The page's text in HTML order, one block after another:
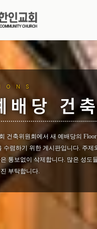
배당 건
건축위원회에서 새 예배당의 Floor
수렴하기 위한 게시판입니다. 주제
통보없이 삭제합니다. 많은 성도
부탁합니다.